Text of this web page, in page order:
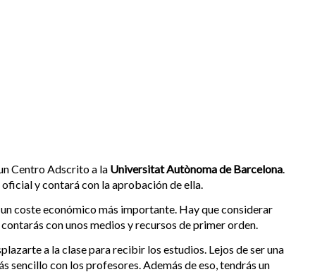
Centro Adscrito a la Universitat Autònoma de Barcelona
y contará con la aprobación de ella.
un coste económico más importante. Hay que considerar
con unos medios y recursos de primer orden.
a la clase para recibir los estudios. Lejos de ser una
sencillo con los profesores. Además de eso, tendrás un